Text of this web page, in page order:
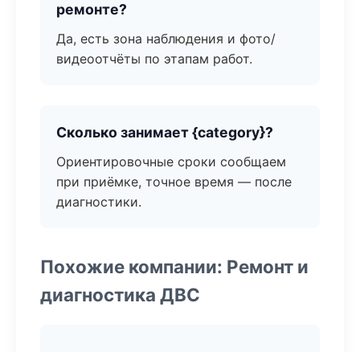
ремонте?
Да, есть зона наблюдения и фото/
видеоотчёты по этапам работ.
Сколько занимает {category}?
Ориентировочные сроки сообщаем
при приёмке, точное время — после
диагностики.
Похожие компании: Ремонт и
диагностика ДВС